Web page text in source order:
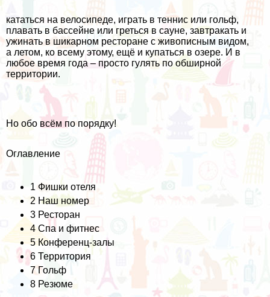
кататься на велосипеде, играть в теннис или гольф,
плавать в бассейне или греться в сауне, завтракать и
ужинать в шикарном ресторане с живописным видом,
а летом, ко всему этому, ещё и купаться в озере. И в
любое время года – просто гулять по обширной
территории.
Но обо всём по порядку!
Оглавление
1 Фишки отеля
2 Наш номер
3 Ресторан
4Спа и фитнес
5Конференц-залы
6 Территория
7Гольф
8 Резюме